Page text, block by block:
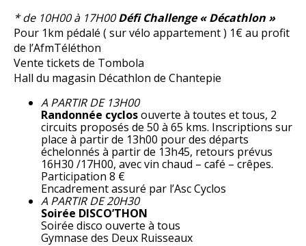
* de 10H00 à 17H00 Défi Challenge « Décathlon »
Pour 1km pédalé ( sur vélo appartement ) 1€ au profit
de l’AfmTéléthon
Vente tickets de Tombola
Hall du magasin Décathlon de Chantepie
A PARTIR DE 13H00
Randonnée cyclosouverte à toutes et tous, 2
circuits proposés de 50 à 65 kms. Inscriptions sur
place à partir de 13h00 pour des départs
échelonnés à partir de 13h45, retours prévus
16H30 /17H00, avec vin chaud – café – crêpes.
Participation 8 €
Encadrement assuré par l’Asc Cyclos
A PARTIR DE 20H30
Soirée DISCO’THON
Soirée disco ouverte à tous
Gymnase des Deux Ruisseaux